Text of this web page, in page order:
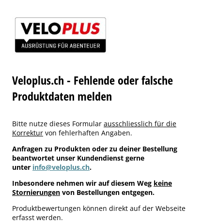
Veloplus.ch - Fehlende oder falsche
Produktdaten melden
Bitte nutze dieses Formular ausschliesslich für die
Korrektur von fehlerhaften Angaben.
Anfragen zu Produkten oder zu deiner Bestellung
beantwortet unser Kundendienst gerne
unter info@veloplus.ch.
Inbesondere nehmen wir auf diesem Weg keine
Stornierungen von Bestellungen entgegen.
Produktbewertungen können direkt auf der Webseite
erfasst werden.